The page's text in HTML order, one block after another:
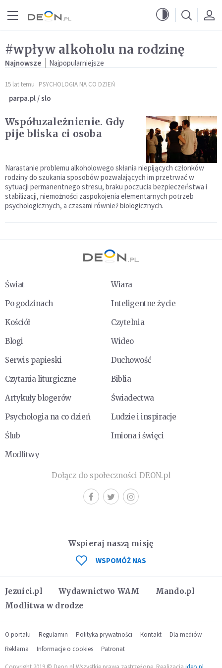
#wpływ alkoholu na rodzinę
Najnowsze Najpopularniejsze
15 lat temu PSYCHOLOGIA NA CO DZIEŃ
parpa.pl / slo
Współuzależnienie. Gdy
pije bliska ci osoba
Narastanie problemu alkoholowego skłania niepijących członków
rodziny do szukania sposobów pozwalających im przetrwać w
sytuacji permanentnego stresu, braku poczucia bezpieczeństwa i
stabilizacji, niemożności zaspokojenia elementarnych potrzeb
psychologicznych, a czasami również biologicznych.
Świat
Wiara
Po godzinach
Inteligentne życie
Kościół
Czytelnia
Blogi
Wideo
Serwis papieski
Duchowość
Czytania liturgiczne
Biblia
Artykuły blogerów
Świadectwa
Psychologia na co dzień
Ludzie i inspiracje
Ślub
Imiona i święci
Modlitwy
Dołącz do społeczności DEON.pl
Jezuici.pl Wydawnictwo WAM
Mando.pl
Modlitwa w drodze
Wspieraj naszą misję
WSPOMÓŻ NAS
O portalu Regulamin Polityka prywatności Kontakt
Dla mediów
Reklama
Informacje o cookies Patronat